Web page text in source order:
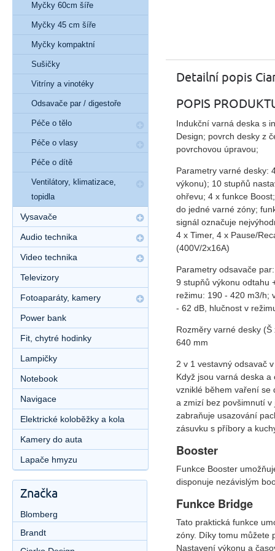
Detailní popis
POPIS
Indukční varná deska s
Design; povrch desky z
povrchovou úpravou;
Parametry varné desky:
výkonu); 10 stupňů
ohřevu; 4 x funkce
do jedné varné zóny;
signál označuje
4 x Timer, 4 x Pause/
(400V/2x16A)
Parametry odsavače
9 stupňů výkonu odtahu
režimu: 190 - 420 m3/h;
- 62 dB, hlučnost v
Rozměry varné desky
640 mm
2 v 1 vestavný odsavač
Když jsou varná deska
vzniklé během vaření se
a zmizí bez povšimnutí
zabraňuje usazování
zásuvku s příbory a
Booster
Funkce Booster
disponuje nezávislým
Funkce Bridge
Tato praktická funkce
zóny. Díky tomu můžete
Nastavení výkonu a
Myčky 60cm šíře
Myčky 45 cm šíře
Myčky kompaktní
Sušičky
Vitríny a vinotéky
Odsavače par / digestoře
Péče o tělo
Péče o vlasy
Péče o dítě
Ventilátory, klimatizace,
topidla
Vysavače
Audio technika
Video technika
Televizory
Fotoaparáty, kamery
Power bank
Fit, chytré hodinky
Lampičky
Notebook
Navigace
Elektrické koloběžky a kola
Kamery do auta
Lapače hmyzu
Značka
Blomberg
Brandt